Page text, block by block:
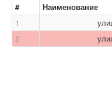
# Наименование
1
2